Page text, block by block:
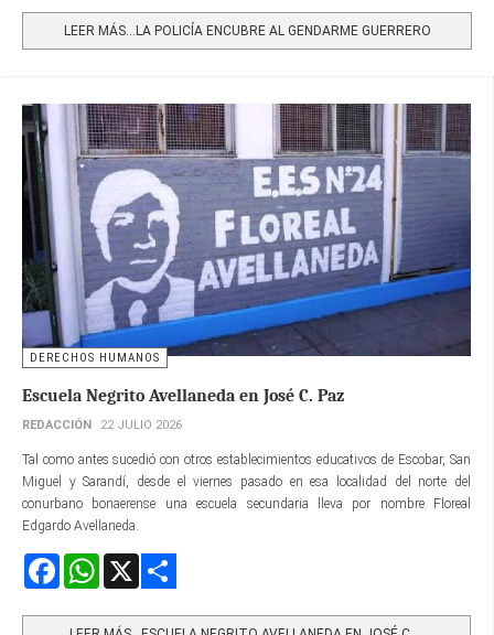
LEER MÁS…LA POLICÍA ENCUBRE AL GENDARME GUERRERO
DERECHOS HUMANOS
Escuela Negrito Avellaneda en José C. Paz
REDACCIÓN 22 JULIO 2026
Tal como antes sucedió con otros establecimientos educativos de Escobar, San
Miguel y Sarandí, desde el viernes pasado en esa localidad del norte del
conurbano bonaerense una escuela secundaria lleva por nombre Floreal
Edgardo Avellaneda.
FacebookWhatsApp